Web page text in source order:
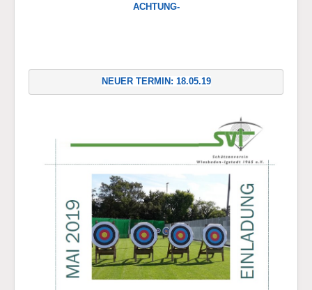
ACHTUNG-
NEUER TERMIN: 18.05.19